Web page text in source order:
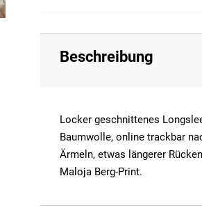
Beschreibung
Locker geschnittenes
Baumwolle, online trackbar
Ärmeln, etwas längerer
Maloja Berg-Print.